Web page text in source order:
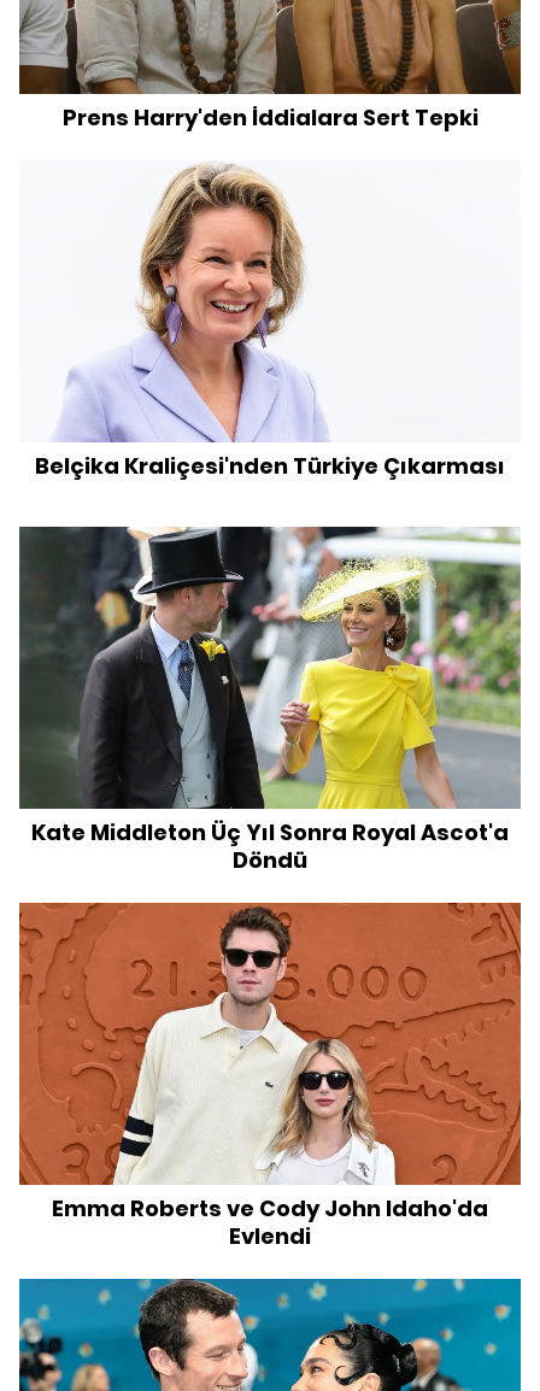
Prens Harry'den İddialara Sert Tepki
Belçika Kraliçesi'nden Türkiye Çıkarması
Kate Middleton Üç Yıl Sonra Royal Ascot'a
Döndü
Emma Roberts ve Cody John Idaho'da
Evlendi